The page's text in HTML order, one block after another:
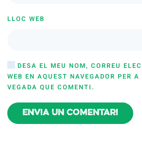
LLOC WEB
DESA EL MEU NOM, CORREU
WEB EN AQUEST NAVEGADOR PER
VEGADA QUE COMENTI.
Envia un comentari